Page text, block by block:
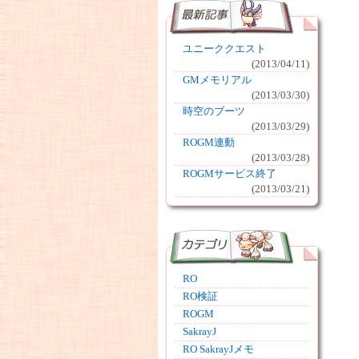
ユニーククエスト
(2013/04/11)
GMメモリアル
(2013/03/30)
時空のブーツ
(2013/03/29)
ROGM連動
(2013/03/28)
ROGMサービス終了
(2013/03/21)
RO
RO検証
ROGM
SakrayJ
RO SakrayJメモ